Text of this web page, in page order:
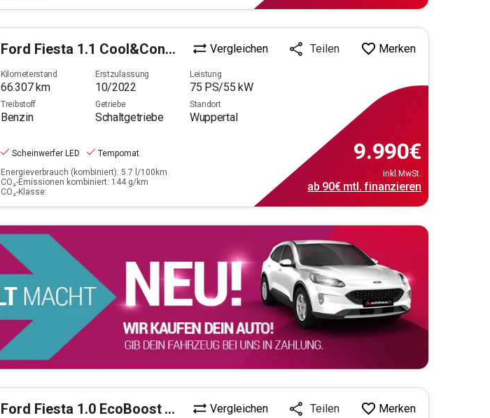
Ford Fiesta 1.1 Cool&Connect (EURO 6d) Vergleichen Teilen Merken
Kilometerstand
66.307km
Erstzulassung
10/2022
Leistung
75 PS/55 kW
Treibstoff
Benzin
Getriebe
Schaltgetriebe
Standort
Wuppertal
Scheinwerfer LED
Tempomat
Energieverbrauch (kombiniert): 5.7 l/100km
CO₂-Emissionen kombiniert: 144 g/km
CO₂-Klasse:
9.990€
inkl.MwSt.
ab 90€mtl. finanzieren
Ford Fiesta 1.0 EcoBoost Trend (EURO 6d) Vergleichen Teilen Merken